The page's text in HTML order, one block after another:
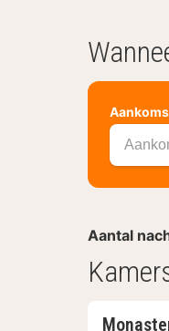
Aantal